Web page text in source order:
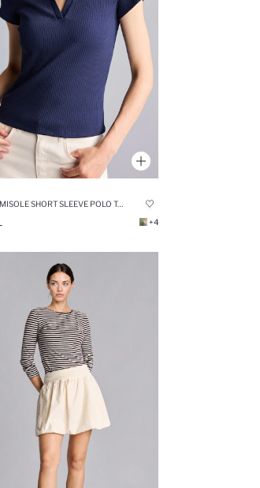
SLIM FIT CAMISOLE SHORT SLEEVE POLO T-SHIRT
+4